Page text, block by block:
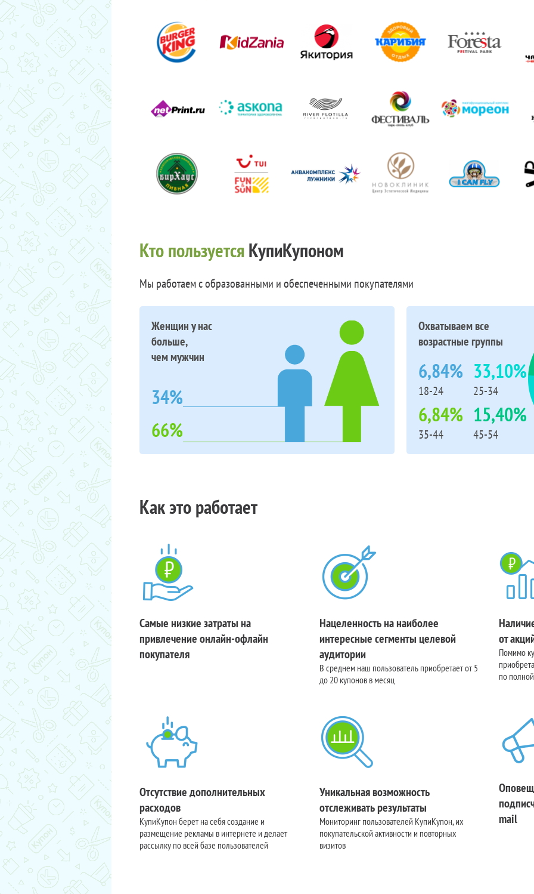
Кто пользуетсяКупиКупоном
Мы работаем с образованными и обеспеченными покупателями
Женщин у нас
больше,
чем мужчин
34%
66%
Охватываем все
возрастные группы
6,84%
18-24
33,10%
25-34
6,84%
35-44
15,40%
45-54
Как это работает
Самые низкие затраты на
привлечение онлайн-офлайн
покупателя
Нацеленность на наиболее
интересные сегменты целевой
аудитории
В среднем наш пользователь приобретает от 5
до 20 купонов в месяц
от
Помимо
по
Отсутствие дополнительных
расходов
КупиКупон берет на себя создание и
размещение рекламы в интернете и делает
рассылку по всей базе пользователей
Уникальная возможность
отслеживать результаты
Мониторинг пользователей КупиКупон, их
покупательской активности и повторных
визитов
mail